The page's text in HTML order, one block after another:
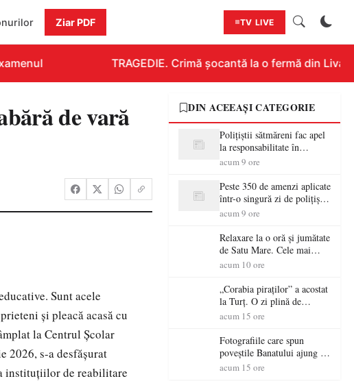
Ziar PDF TV LIVE
TRAGEDIE. Crimă șocantă la o fermă din
de vară
Sunt acele
și pleacă acasă cu
la Centrul Școlar
2026, s-a desfășurat
instituțiilor de reabilitare
DIN ACEEAȘI CATEGORIE
Polițiștii sătmăreni fac apel
la responsabilitate în
trafic…
acum 9 ore
Peste 350 de amenzi aplicate
într-o singură zi de polițiștii
sătmăreni
acum 9 ore
Relaxare la o oră și jumătate
de Satu Mare. Cele mai
spectaculoase piscine
Maramureș, ideale pentru o
escapadă de vară
acum 10 ore
„Corabia piraților” a acostat
la Turț. O zi plină de
aventură și lecții despre
tabăra de vară
acum 15 ore
Fotografiile care spun
poveștile Banatului ajung la
Muzeul de Artă Satu Mare
acum 15 ore